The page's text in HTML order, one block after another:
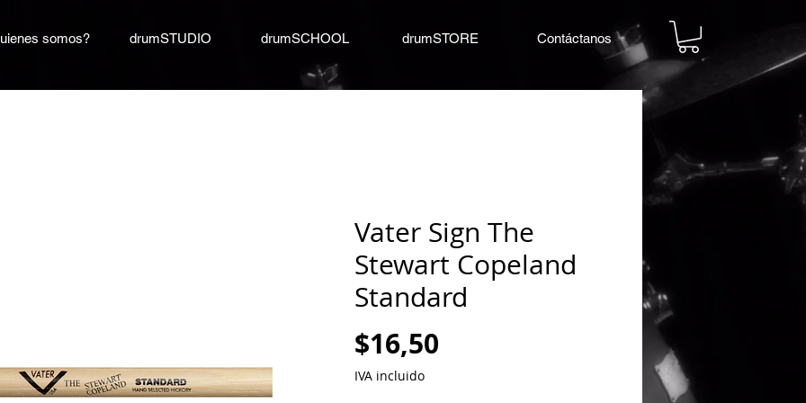
somos? drumSTUDIO drumSCHOOL drumSTORE Contáctanos
Vater Sign The
Stewart Copeland
Standard
$16,50
IVA incluido